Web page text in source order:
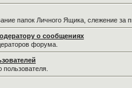
папок Личного Ящика, слежение
о сообщениях
форума.